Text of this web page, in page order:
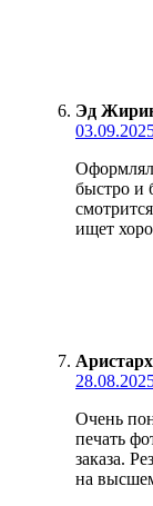
Эд
быстро и
ищет
Аристарх
Очень
печать
заказа.
на